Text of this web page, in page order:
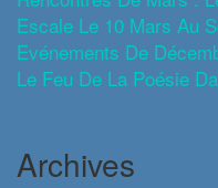
Escale Le 10 Mars Au
Evénements De
Le Feu De La Poésie
Archives